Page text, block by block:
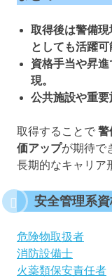
取得後は警備
としても活躍可
資格手当や昇
現。
公共施設や重要
取得することで 警
価アップが期待で
長期的なキャリア
安全管理系
危険物取扱者
消防設備士
火薬類保安責任者